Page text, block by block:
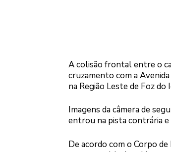
A colisão frontal entre o
cruzamento com a
na Região Leste de Foz do
Imagens da câmera de
entrou na pista contrária e
De acordo com o Corpo